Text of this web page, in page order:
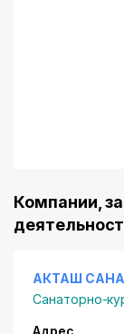
Компании,
АКТАШ
Санаторно-
Адрес